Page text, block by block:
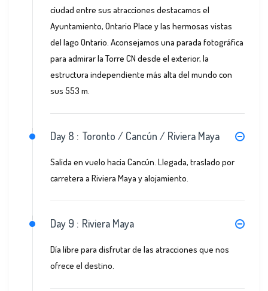
ciudad entre sus atracciones destacamos el
Ayuntamiento, Ontario Place y las hermosas vistas
del lago Ontario. Aconsejamos una parada fotográfica
para admirar la Torre CN desde el exterior, la
estructura independiente más alta del mundo con
sus 553 m.
Day 8 : Toronto / Cancún / Riviera Maya
Salida en vuelo hacia Cancún. Llegada, traslado por
carretera a Riviera Maya y alojamiento.
Day 9 : Riviera Maya
Día libre para disfrutar de las atracciones que nos
ofrece el destino.